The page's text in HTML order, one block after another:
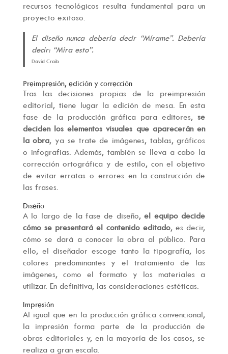
recursos tecnológicos resulta fundamental para un
proyecto exitoso.
El diseño nunca debería decir “Mírame”. Debería
decir: “Mira esto”.
David Craib
Preimpresión, edición y corrección
Tras las decisiones propias de la preimpresión
editorial, tiene lugar la edición de mesa. En esta
fase de la producción gráfica para editores,se
deciden los elementos visuales que aparecerán en
la obra, ya se trate de imágenes, tablas, gráficos
o infografías. Además, también se lleva a cabo la
corrección ortográfica y de estilo, con el objetivo
de evitar erratas o errores en la construcción de
las frases.
Diseño
A lo largo de la fase de diseño,el equipo decide
cómo se presentará el contenido editado, es decir,
cómo se dará a conocer la obra al público. Para
ello, el diseñador escoge tanto la tipografía, los
colores predominantes y el tratamiento de las
imágenes, como el formato y los materiales a
utilizar. En definitiva, las consideraciones estéticas.
Impresión
Al igual que en la producción gráfica convencional,
la impresión forma parte de la producción de
obras editoriales y, en la mayoría de los casos, se
realiza a gran escala.